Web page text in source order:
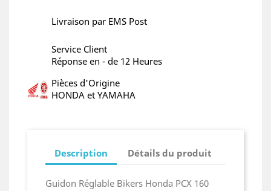
Livraison par EMS Post
Service Client
Réponse en - de 12 Heures
Pièces d'Origine
HONDA et YAMAHA
Description Détails du produit
Guidon Réglable Bikers Honda PCX 160